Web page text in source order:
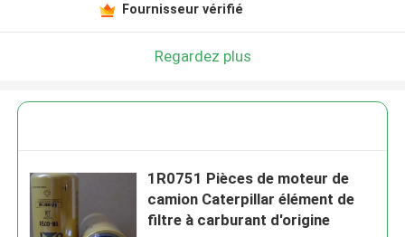
Fournisseur vérifié
Regardez plus
1R0751 Pièces de moteur de
camion Caterpillar élément de
filtre à carburant d'origine